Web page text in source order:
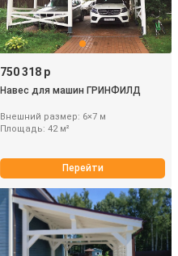
750 318 р
Навес для машин ГРИНФИЛД
Внешний размер: 6×7 м
Площадь: 42 м²
Перейти